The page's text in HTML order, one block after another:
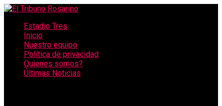
Estadio Tres
Inicio
Nuestro equipo
Política de privacidad
Quienes somos?
Últimas Noticias